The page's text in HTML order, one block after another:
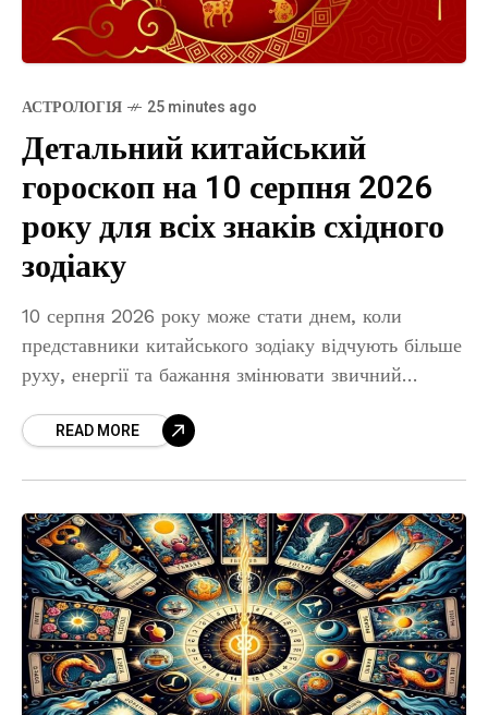
АСТРОЛОГІЯ 25 minutes ago
Детальний китайський
гороскоп на 10 серпня 2026
року для всіх знаків східного
зодіаку
10 серпня 2026 року може стати днем, коли
представники китайського зодіаку відчують більше
руху, енергії та бажання змінювати звичний
професійних рішень, нових знайомств і
READ MORE